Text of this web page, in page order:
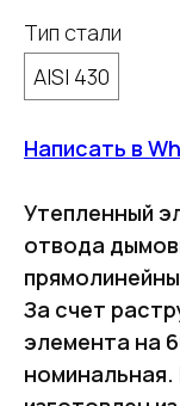
Тип стали
AISI 430
Написать в
Утепленный
отвода
За счет
элемента на
номинальная.